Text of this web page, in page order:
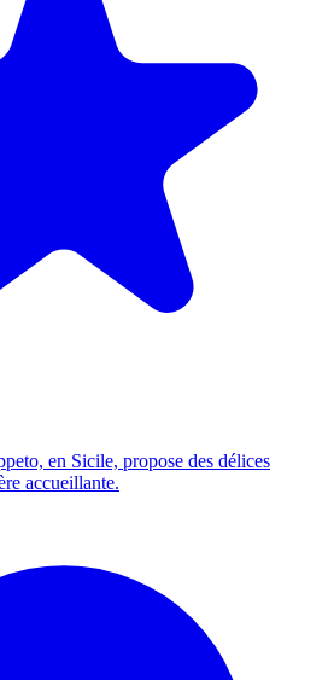
en Sicile, propose des délices
accueillante.